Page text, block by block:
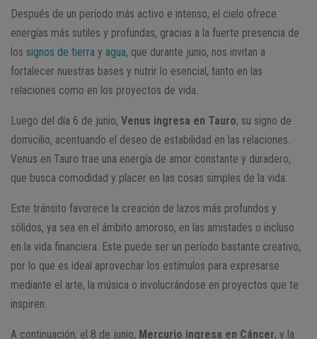
Después de un período más activo e intenso, el cielo ofrece
energías más sutiles y profundas, gracias a la fuerte presencia de
los signos de tierra y agua, que durante junio, nos invitan a
fortalecer nuestras bases y nutrir lo esencial, tanto en las
relaciones como en los proyectos de vida.
Luego del día 6 de junio, Venus ingresa en Tauro, su signo de
domicilio, acentuando el deseo de estabilidad en las relaciones.
Venus en Tauro trae una energía de amor constante y duradero,
que busca comodidad y placer en las cosas simples de la vida.
Este tránsito favorece la creación de lazos más profundos y
sólidos, ya sea en el ámbito amoroso, en las amistades o incluso
en la vida financiera. Este puede ser un período bastante creativo,
por lo que es ideal aprovechar los estímulos para expresarse
mediante el arte, la música o involucrándose en proyectos que te
inspiren.
A continuación, el 8 de junio, Mercurio ingresa en Cáncer, y la